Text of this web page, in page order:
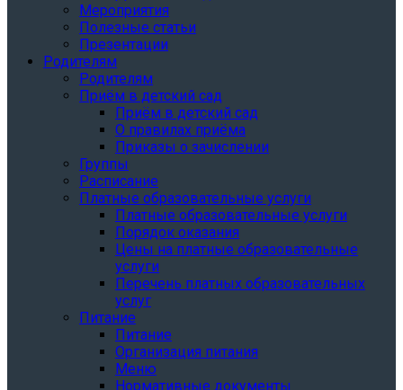
Мероприятия
Полезные статьи
Презентации
Родителям
Родителям
Приём в детский сад
Приём в детский сад
О правилах приёма
Приказы о зачислении
Группы
Расписание
Платные образовательные услуги
Платные образовательные услуги
Порядок оказания
Цены на платные образовательные
услуги
Перечень платных образовательных
услуг
Питание
Питание
Организация питания
Меню
Нормативные документы